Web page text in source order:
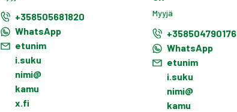
+358505681820
WhatsApp
etunim
i.suku
nimi@
kamu
x.fi
Myyjä
+358504790176
WhatsApp
etunim
i.suku
nimi@
kamu